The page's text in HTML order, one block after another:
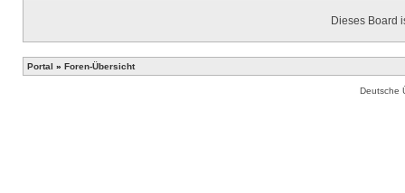
Dieses Board
Portal » Foren-Übersicht
Deutsche